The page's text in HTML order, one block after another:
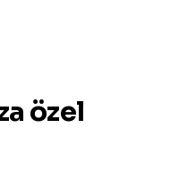
özel